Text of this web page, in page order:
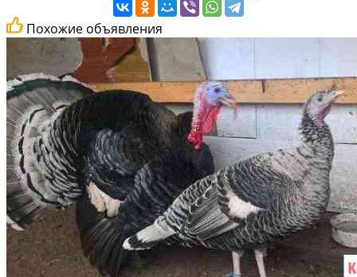
Похожие объявления